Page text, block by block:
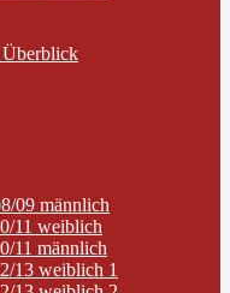
Überblick
09 männlich
11 weiblich
11 männlich
13 weiblich 1